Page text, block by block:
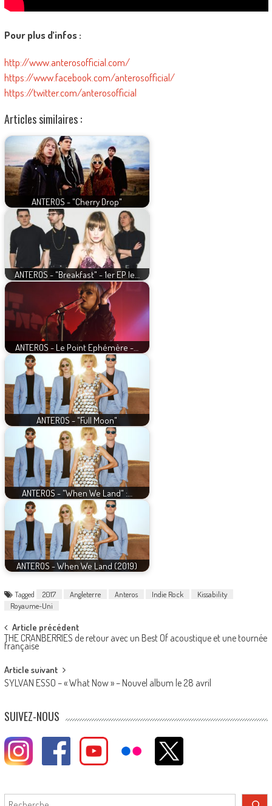
Pour plus d’infos :
http://www.anterosofficial.com/
https://www.facebook.com/anterosofficial/
https://twitter.com/anterosofficial
Articles similaires :
ANTEROS - "Cherry Drop"
ANTEROS - "Breakfast" - 1er EP le…
ANTEROS - Le Point Ephémère -…
ANTEROS - "Full Moon"
ANTEROS - "When We Land" :…
ANTEROS - When We Land (2019)
Tagged 2017 Angleterre Anteros Indie Rock
Kissability
Royaume-Uni
Post
navigation
Article précédent
THE CRANBERRIES de retour avec un Best Of acoustique et une tournée
française
Article suivant
SYLVAN ESSO – « What Now » – Nouvel album le 28 avril
SUIVEZ-NOUS
Rechercher